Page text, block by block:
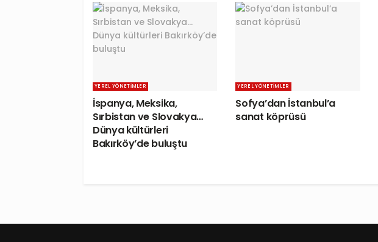
YEREL YÖNETIMLER
İspanya, Meksika,
Sırbistan ve Slovakya…
Dünya kültürleri
Bakırköy’de buluştu
YEREL YÖNETIMLER
Sofya’dan İstanbul’a
sanat köprüsü